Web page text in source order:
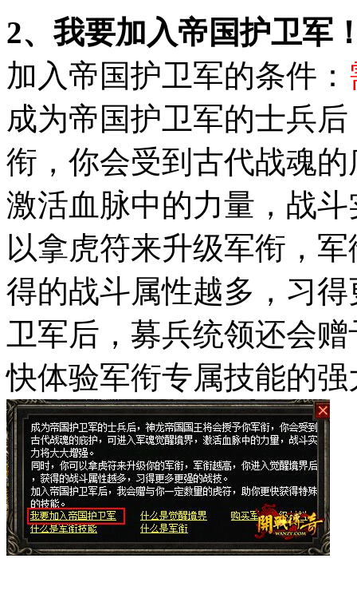
2、我要加入帝国护卫军
加入帝国护卫军的条件：
成为帝国护卫军的士兵
衔，你会受到古代战魂
激活血脉中的力量，战
以拿虎符来升级军衔，
得的战斗属性越多，习
卫军后，募兵统领还会
快体验军衔专属技能的